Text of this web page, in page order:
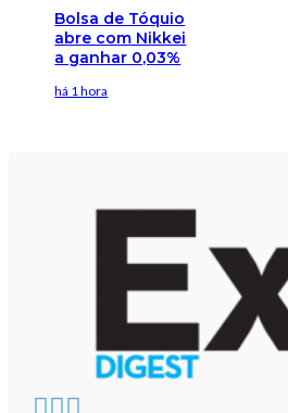
Bolsa de Tóquio
abre com Nikkei
a ganhar 0,03%
há 1 hora